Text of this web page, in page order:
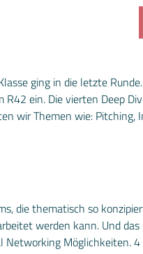
ging in die letzte
ein. Die vierten Deep
wir Themen wie: Pitching,
die thematisch so
werden kann. Und das
Networking Möglichkeiten.